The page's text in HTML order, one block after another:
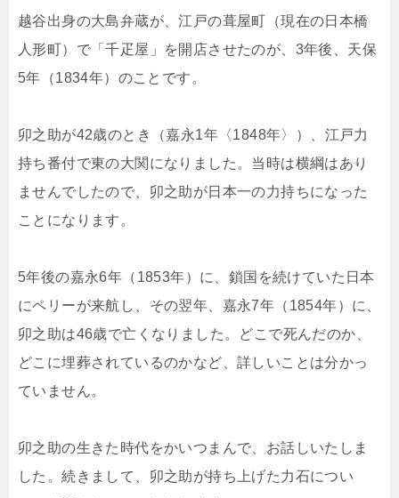
越谷出身の大島弁蔵が、江戸の葺屋町（現在の日本橋
人形町）で「千疋屋」を開店させたのが、3年後、天保
5年（1834年）のことです。
卯之助が42歳のとき（嘉永1年〈1848年〉）、江戸力
持ち番付で東の大関になりました。当時は横綱はあり
ませんでしたので、卯之助が日本一の力持ちになった
ことになります。
5年後の嘉永6年（1853年）に、鎖国を続けていた日本
にペリーが来航し、その翌年、嘉永7年（1854年）に、
卯之助は46歳で亡くなりました。どこで死んだのか、
どこに埋葬されているのかなど、詳しいことは分かっ
ていません。
卯之助の生きた時代をかいつまんで、お話しいたしま
した。続きまして、卯之助が持ち上げた力石につい